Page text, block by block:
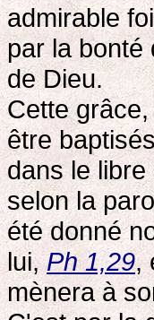
admirable
par la bonté
de Dieu.
Cette
être
dans le
selon la
été donné
lui,Ph 1,29,
mènera à